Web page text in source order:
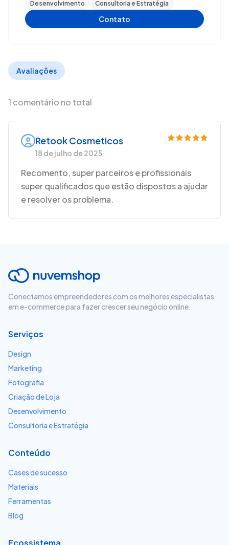
Desenvolvimento
Consultoria e Estratégia
Contato
Avaliações
1 comentário no total
Retook Cosmeticos
18 de julho de 2025
Recomento, super parceiros e profissionais
super qualificados que estão dispostos a ajudar
e resolver os problema.
Conectamos empreendedores com os melhores especialistas
em e-commerce para fazer crescer seu negócio online.
Serviços
Design
Marketing
Fotografia
Criação de Loja
Desenvolvimento
Consultoria e Estratégia
Conteúdo
Cases de sucesso
Materiais
Ferramentas
Blog